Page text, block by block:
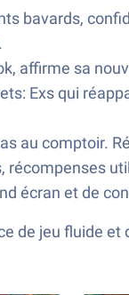
bavards,
affirme sa
Exs qui
au comptoir.
récompenses
écran et de
de jeu fluide